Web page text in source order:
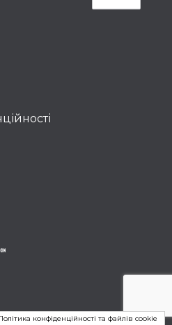
конфіденційності та файлів cookie